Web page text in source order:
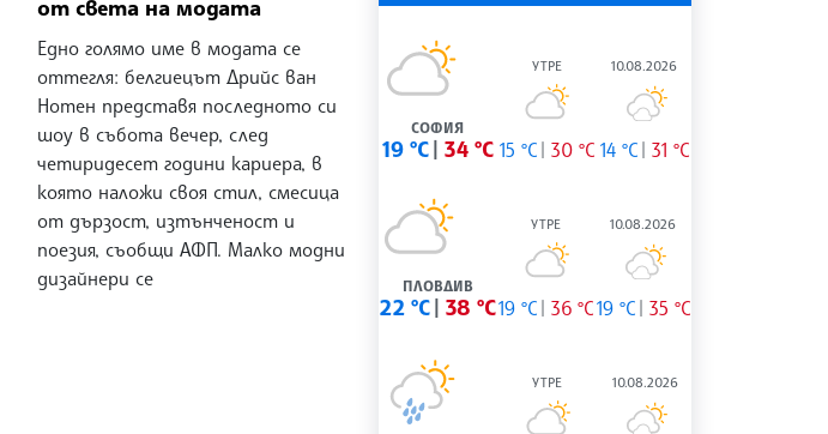
от света на модата
Едно голямо име в модата се
оттегля: белгиецът Дрийс ван
Нотен представя последното си
шоу в събота вечер, след
четиридесет години кариера, в
която наложи своя стил, смесица
от дързост, изтънченост и
поезия, съобщи АФП. Малко модни
дизайнери се
СОФИЯ
19 °C 34 °C
УТРЕ
15 °C 30 °C
10.08.2026
14 °C 31 °C
ПЛОВДИВ
22 °C 38 °C
УТРЕ
19 °C 36 °C
10.08.2026
19 °C 35 °C
УТРЕ 10.08.2026